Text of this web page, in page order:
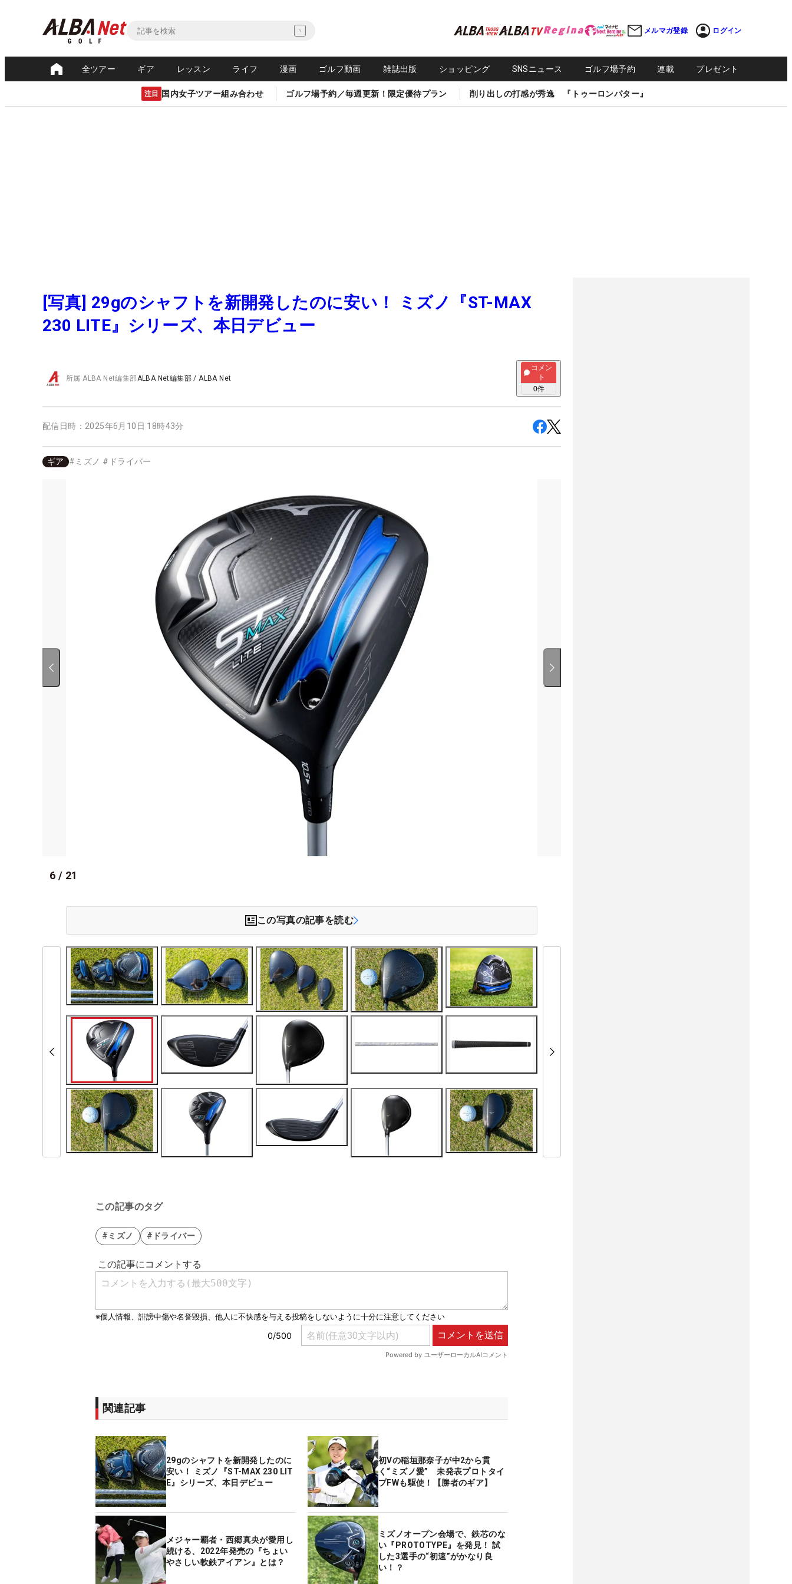
メルマガ登録 ログイン
全ツアー ギア レッスン ライフ 漫画 ゴルフ動画 雑誌出版 ショッピング SNSニュース ゴルフ場予約 連載 プレゼント
注目 国内女子ツアー組み合わせ ゴルフ場予約／毎週更新！限定優待プラン 削り出しの打感が秀逸 『トゥーロンパター』
[写真] 29gのシャフトを新開発したのに安い！ ミズノ『ST-MAX
230 LITE』シリーズ、本日デビュー
所属ALBA Net編集部ALBA Net編集部 /ALBA Net
コメン
ト
0件
配信日時： 2025年6月10日 18時43分
ギア # ミズノ # ドライバー
6 / 21
この写真の記事を読む
この記事のタグ
#ミズノ #ドライバー
関連記事
29gのシャフトを新開発したのに
安い！ ミズノ『ST-MAX 230 LIT
E』シリーズ、本日デビュー
初Vの稲垣那奈子が中2から貫
く“ミズノ愛” 未発表プロトタイ
プFWも駆使！【勝者のギア】
メジャー覇者・西郷真央が愛用し
続ける、2022年発売の『ちょい
やさしい軟鉄アイアン』とは？
ミズノオープン会場で、鉄芯のな
い『PROTOTYPE』を発見！ 試
した3選手の“初速”がかなり良
い！？